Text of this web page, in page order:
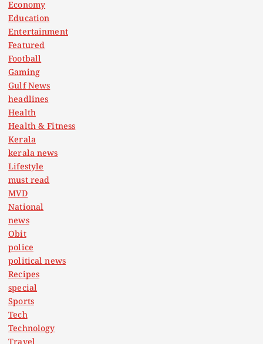
Economy
Education
Entertainment
Featured
Football
Gaming
Gulf News
headlines
Health
Health & Fitness
Kerala
kerala news
Lifestyle
must read
MVD
National
news
Obit
police
political news
Recipes
special
Sports
Tech
Technology